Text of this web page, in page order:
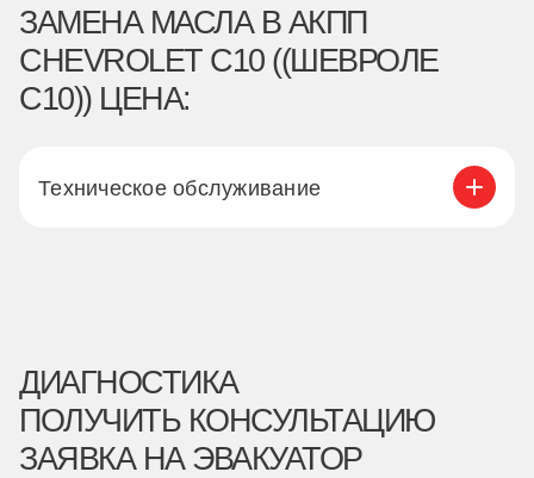
ЗАМЕНА МАСЛА В АКПП
CHEVROLET C10 ((ШЕВРОЛЕ
С10)) ЦЕНА:
Техническое обслуживание
ДИАГНОСТИКА
ПОЛУЧИТЬ КОНСУЛЬТАЦИЮ
ЗАЯВКА НА ЭВАКУАТОР